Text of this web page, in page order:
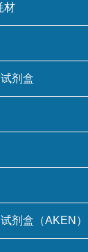
材
剂盒
剂盒（AKEN）